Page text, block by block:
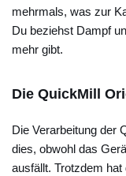
mehrmals, was zur
Du beziehst Dampf
mehr gibt.
Die QuickMill
Die Verarbeitung der
dies, obwohl das
ausfällt. Trotzdem